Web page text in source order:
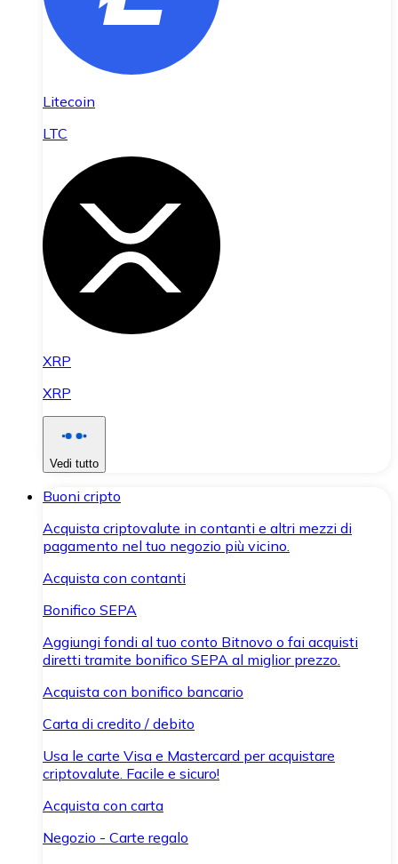
Litecoin
LTC
XRP
XRP
Vedi tutto
Buoni cripto
Acquista criptovalute in contanti e altri mezzi di
pagamento nel tuo negozio più vicino.
Acquista con contanti
Bonifico SEPA
Aggiungi fondi al tuo conto Bitnovo o fai acquisti
diretti tramite bonifico SEPA al miglior prezzo.
Acquista con bonifico bancario
Carta di credito / debito
Usa le carte Visa e Mastercard per acquistare
criptovalute. Facile e sicuro!
Acquista con carta
Negozio - Carte regalo